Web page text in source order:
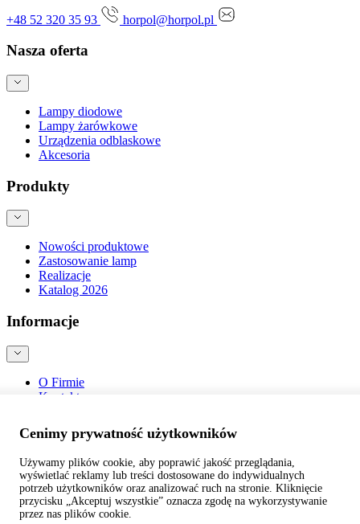
+48 52 320 35 93 horpol@horpol.pl
Nasza oferta
Lampy diodowe
Lampy żarówkowe
Urządzenia odblaskowe
Akcesoria
Produkty
Nowości produktowe
Zastosowanie lamp
Realizacje
Katalog 2026
Informacje
O Firmie
Kontakt
Bezpieczeństwo produktów
webtom.pl
Cenimy prywatność użytkowników
Używamy plików cookie, aby poprawić jakość przeglądania,
wyświetlać reklamy lub treści dostosowane do indywidualnych
potrzeb użytkowników oraz analizować ruch na stronie. Kliknięcie
przycisku „Akceptuj wszystkie” oznacza zgodę na wykorzystywanie
przez nas plików cookie.